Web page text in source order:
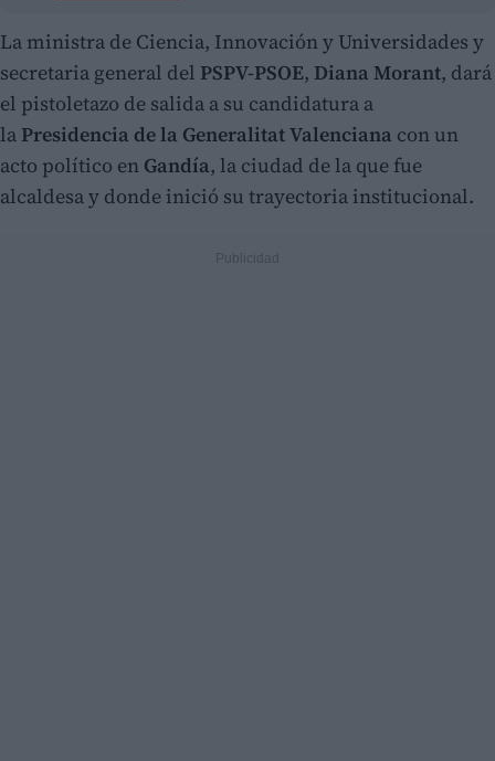
La ministra de Ciencia, Innovación y Universidades y
secretaria general del PSPV-PSOE, Diana Morant, dará
el pistoletazo de salida a su candidatura a
la Presidencia de la Generalitat Valenciana con un
acto político en Gandía, la ciudad de la que fue
alcaldesa y donde inició su trayectoria institucional.